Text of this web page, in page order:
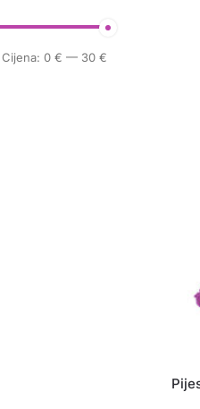
Cijena:0 € — 30 €